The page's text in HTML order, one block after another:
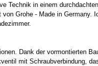
Technik in einem
Grohe - Made in Germany.
Dank der vormontierten
mit Schraubverbindung,